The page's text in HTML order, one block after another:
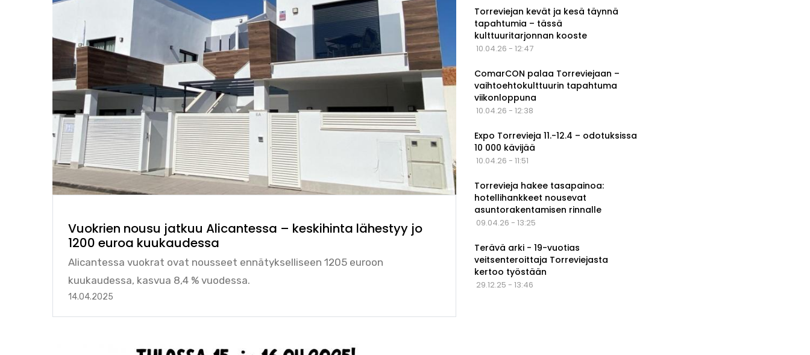
Vuokrien nousu jatkuu Alicantessa – keskihinta lähestyy jo
1200 euroa kuukaudessa
Alicantessa vuokrat ovat nousseet ennätykselliseen 1205 euroon
kuukaudessa, kasvua 8,4 % vuodessa.
14.04.2025
Torreviejan kevät ja kesä täynnä
tapahtumia – tässä
kulttuuritarjonnan kooste
10.04.26 - 12:47
ComarCON palaa Torreviejaan –
vaihtoehtokulttuurin tapahtuma
viikonloppuna
10.04.26 - 12:38
Expo Torrevieja 11.-12.4 – odotuksissa
10 000 kävijää
10.04.26 - 11:51
Torrevieja hakee tasapainoa:
hotellihankkeet nousevat
asuntorakentamisen rinnalle
09.04.26 - 13:25
Terävä arki - 19-vuotias
veitsenteroittaja Torreviejasta
kertoo työstään
29.12.25 - 13:46